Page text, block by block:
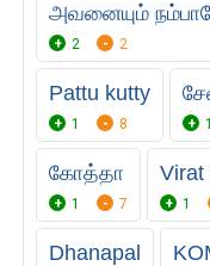
அவனையும்
2 2
Pattu kutty
1 8 1
கோத்தா
1 7
Virat
1
Dhanapal